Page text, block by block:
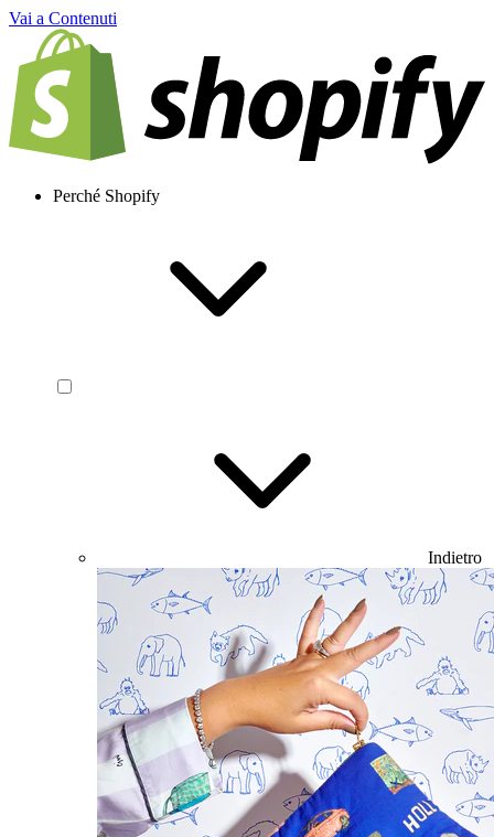
Vai a Contenuti
Perché Shopify
Indietro